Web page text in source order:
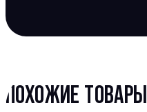
ПОХОЖИЕ ТОВАРЫ